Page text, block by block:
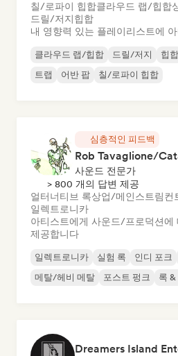
칠/로파이 힙합클라우드 랩/힙합
드릴/저지힙합
내 영향력 있는 플레이리스트에
클라우드 랩/힙합 드릴/저지 힙합
트랩
어반 팝 칠/로파이 힙합
심층적인 피드백
Rob Tavaglione/
사운드 전문가
> 800 개의 답변 제공
얼터너티브 록상업/메인스트림컨
일렉트로니카
아티스트에게 사운드/프로덕션에
제공합니다
일렉트로니카 실험 록 인디 포크
메탈/헤비 메탈
포스트 펑크 록
Dreamers Island